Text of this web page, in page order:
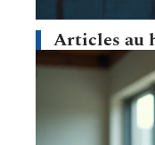
Articles au